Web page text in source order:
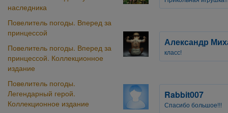
наследника
Повелитель погоды. Вперед за
принцессой
Повелитель погоды. Вперед за
принцессой. Коллекционное
издание
Повелитель погоды.
Легендарный герой.
Коллекционное издание
Александр
класс!
Rabbit007
Спасибо большое!!!